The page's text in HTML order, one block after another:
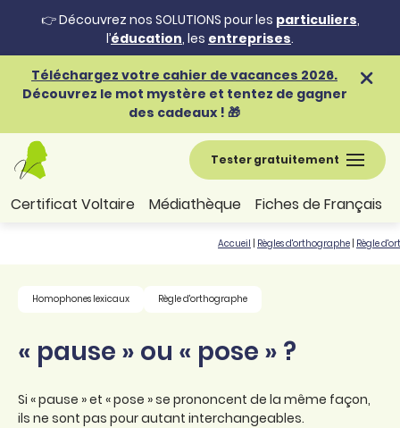
👉 Découvrez nos SOLUTIONS pour les particuliers,
l’éducation, les entreprises.
Téléchargez votre cahier de vacances 2026.
Découvrez le mot mystère et tentez de gagner
des cadeaux ! 🎁
Tester gratuitement
Certificat Voltaire Médiathèque Fiches de Français
Accueil Règles d'orthographe Règle
Homophones lexicaux Règle d'orthographe
« pause » ou « pose » ?
Si « pause » et « pose » se prononcent de la même façon,
ils ne sont pas pour autant interchangeables.